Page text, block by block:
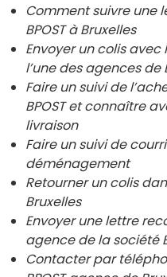
Comment suivre une
BPOST à Bruxelles
Envoyer un colis avec
l’une des agences de
Faire un suivi de
BPOST et connaître
livraison
Faire un suivi de
déménagement
Retourner un colis
Bruxelles
Envoyer une lettre
agence de la société
Contacter par